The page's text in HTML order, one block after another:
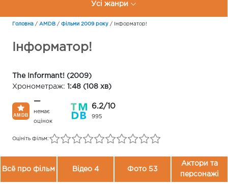
Усі жанри
Головна / AMDB / Фільми 2009 року / Інформатор!
Інформатор!
The Informant! (2009)
Хронометраж: 1:48 (108 хв)
—
немає
оцінок
6.2/10
995
Оцініть фільм:
Всё про фільм Відео 4 Фото 53
Актори та
персонажі